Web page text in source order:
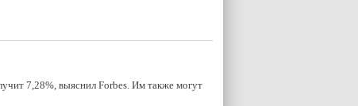
7,28%, выяснил Forbes. Им также могут